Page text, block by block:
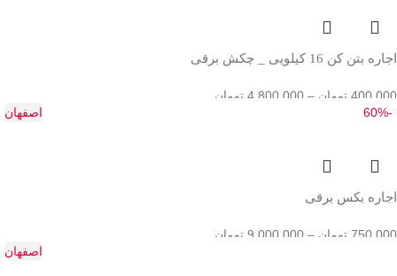
اجاره بتن کن 16 کیلویی _ چکش برقی
400,000 تومان –
4,800,000 تومان
-60%
اصفهان
اجاره بکس برقی
750,000 تومان –
9,000,000 تومان
اصفهان